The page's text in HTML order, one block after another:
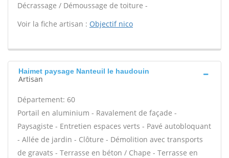
Décrassage / Démoussage de toiture -
Voir la fiche artisan : Objectif nico
Haimet paysage Nanteuil le haudouin
Artisan
Département: 60
Portail en aluminium - Ravalement de façade -
Paysagiste - Entretien espaces verts - Pavé autobloquant
- Allée de jardin - Clôture - Démolition avec transports
de gravats - Terrasse en béton / Chape - Terrasse en